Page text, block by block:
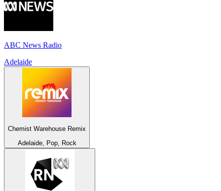
ABC News Radio
Adelaide
Chemist Warehouse Remix
Adelaide, Pop, Rock